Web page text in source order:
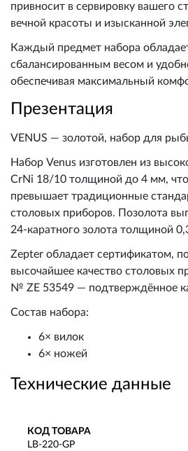
привносит в сервировку вашего
вечной красоты и изысканной
Каждый предмет набора
сбалансированным весом и
обеспечивая максимальный
Презентация
VENUS — золотой, набор для
Набор Venus изготовлен из
CrNi 18/10 толщиной до 4 мм, что
превышает традиционные
столовых приборов. Позолота
24-каратного золота толщиной
Zepter обладает сертификатом,
высочайшее качество столовых
№ ZE 53549 — подтверждённое
Состав набора:
6× вилок
6× ножей
Технические данные
КОД ТОВАРА
LB-220-GP